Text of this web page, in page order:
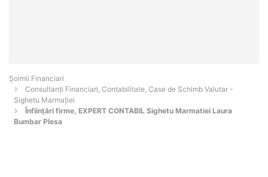
Șoimii Financiari
Consultanți Financiari, Contabilitate, Case de Schimb Valutar -
Sighetu Marmaţiei
Înființări firme, EXPERT CONTABIL Sighetu Marmatiei Laura
Bumbar Plesa